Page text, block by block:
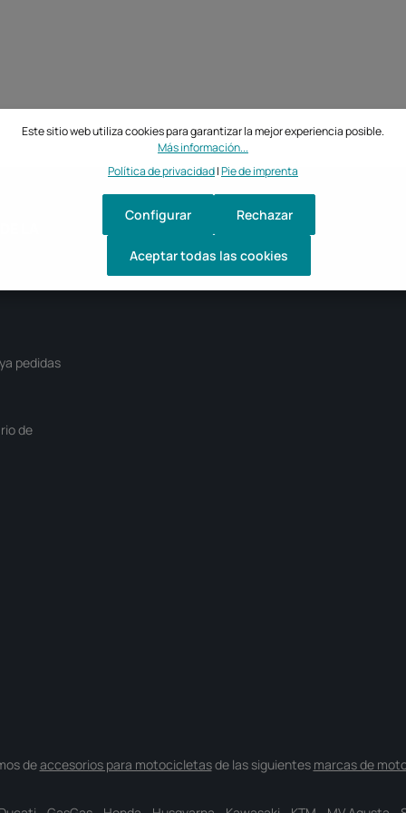
pedidas
de
deaccesorios para motocicletasde las siguientes marcas de
Este sitio web utiliza cookies para garantizar la mejor experiencia posible.
Más información...
Política de privacidad|Pie de imprenta
Rechazar
Configurar
Aceptar todas las cookies